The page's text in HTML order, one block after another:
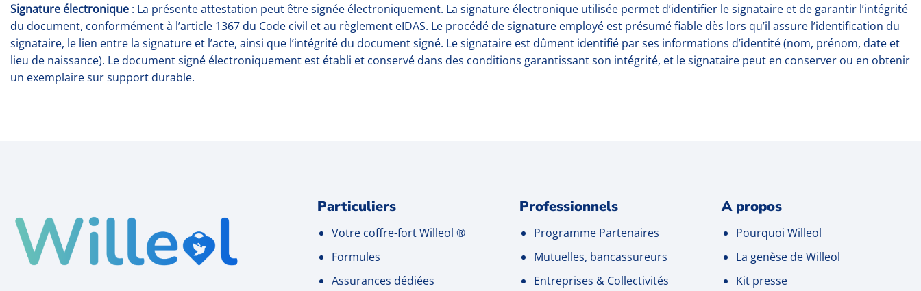
Signature électronique : La présente attestation peut être signée électroniquement. La signature électronique utilisée permet d’identifier le signataire et de garantir l’intégrité
du document, conformément à l’article 1367 du Code civil et au règlement eIDAS. Le procédé de signature employé est présumé fiable dès lors qu’il assure l’identification du
signataire, le lien entre la signature et l’acte, ainsi que l’intégrité du document signé. Le signataire est dûment identifié par ses informations d’identité (nom, prénom, date et
lieu de naissance). Le document signé électroniquement est établi et conservé dans des conditions garantissant son intégrité, et le signataire peut en conserver ou en obtenir
un exemplaire sur support durable.
Particuliers
Votre coffre-fort Willeol ®
Formules
Assurances dédiées
Professionnels
Programme Partenaires
Mutuelles, bancassureurs
Entreprises & Collectivités
A propos
Pourquoi Willeol
La genèse de Willeol
Kit presse